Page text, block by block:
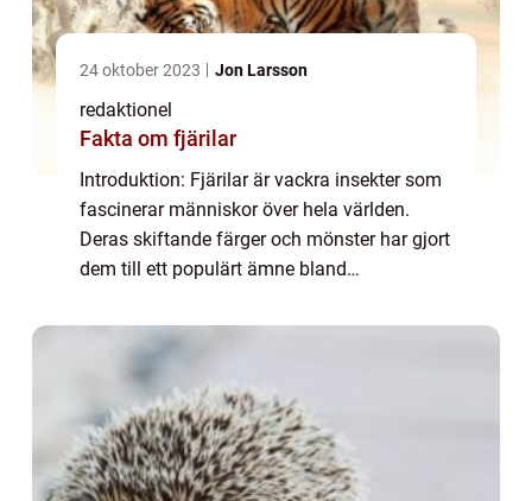
24 oktober 2023 Jon Larsson
redaktionel
Fakta om fjärilar
Introduktion: Fjärilar är vackra insekter som
fascinerar människor över hela världen.
Deras skiftande färger och mönster har gjort
dem till ett populärt ämne bland
kommer vi att ta en djupgående titt på olik...